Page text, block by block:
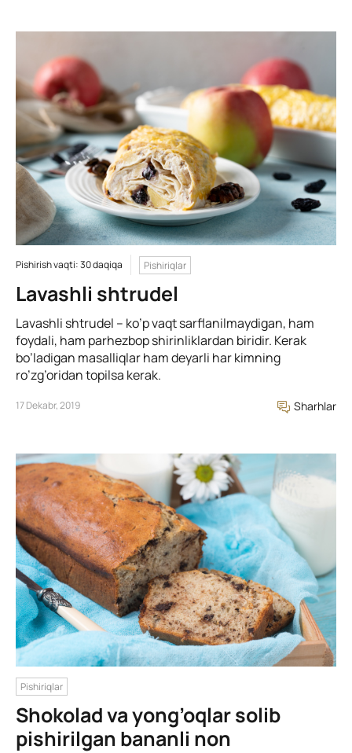
Pishirish vaqti: 30 daqiqa Pishiriqlar
Lavashli shtrudel
Lavashli shtrudel – ko’p vaqt sarflanilmaydigan, ham
foydali, ham parhezbop shirinliklardan biridir. Kerak
bo’ladigan masalliqlar ham deyarli har kimning
ro’zg’oridan topilsa kerak.
17 Dekabr, 2019 Sharhlar
Pishiriqlar
Shokolad va yong’oqlar solib
pishirilgan bananli non